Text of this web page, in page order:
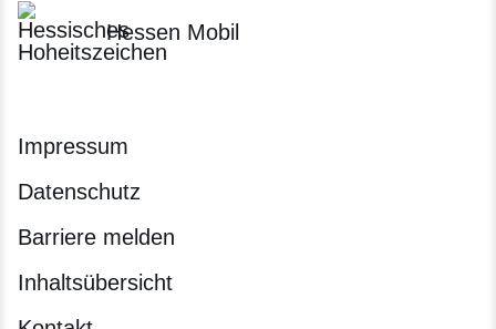
Hessen Mobil
Impressum
Datenschutz
Barriere melden
Inhaltsübersicht